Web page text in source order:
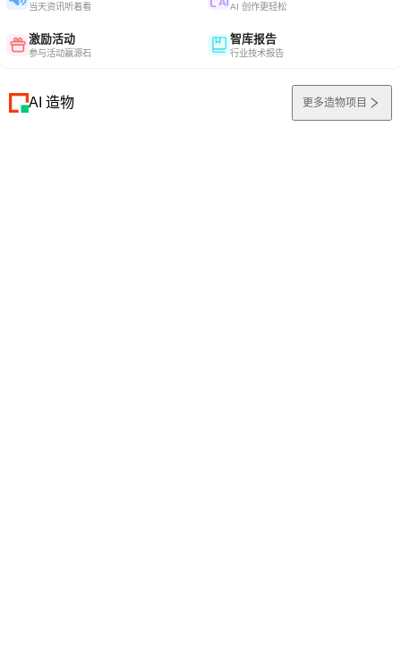
当天资讯听着看 AI 创作更轻松
激励活动
参与活动赢源石
智库报告
行业技术报告
AI 造物 更多造物项目